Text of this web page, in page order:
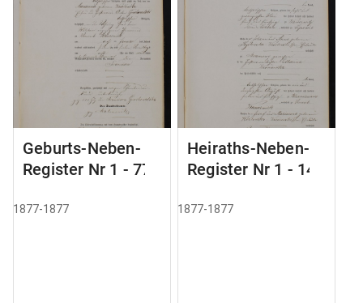
Geburts-Neben-
Register Nr 1 - 77
1877-1877
Heiraths-Neben-
Register Nr 1 - 14
1877-1877